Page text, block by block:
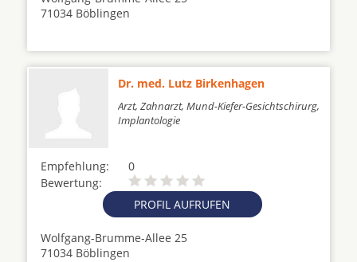
71034 Böblingen
Dr. med. Lutz Birkenhagen
Arzt, Zahnarzt, Mund-Kiefer-Gesichtschirurg,
Implantologie
Empfehlung:
0
Bewertung:
PROFIL AUFRUFEN
Wolfgang-Brumme-Allee 25
71034 Böblingen